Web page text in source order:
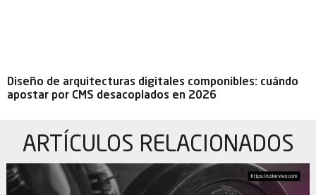
Diseño de arquitecturas digitales componibles: cuándo
apostar por CMS desacoplados en 2026
ARTÍCULOS RELACIONADOS